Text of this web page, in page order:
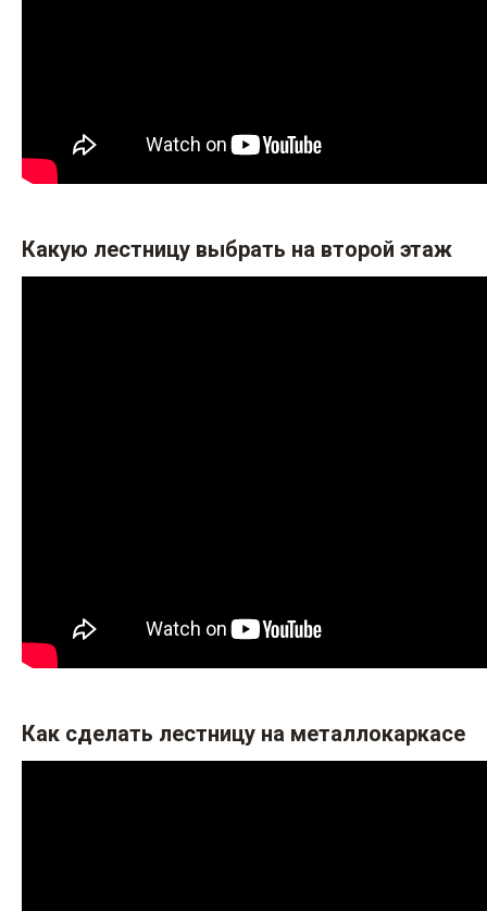
Какую лестницу выбрать на второй этаж
Как сделать лестницу на металлокаркасе